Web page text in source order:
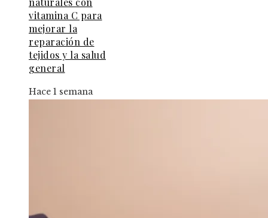
vitamina C para
mejorar la
reparación de
tejidos y la salud
general
Hace 1 semana